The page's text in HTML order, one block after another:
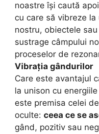
noastre își caută
cu care să vibreze
nostru, obiectele
sustrage câmpului
proceselor de
Vibrația gândurilor
Care este avantajul
la unison cu
este premisa celei
oculte: ceea ce se
gând, pozitiv sau